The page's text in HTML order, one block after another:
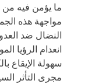
ما يؤمن فيه
مواجهة هذه
النضال ضد
انعدام الرؤيا
سهولة الإيقاع
مجرى التأثر